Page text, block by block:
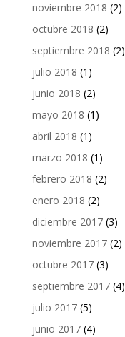
noviembre 2018 (2)
octubre 2018 (2)
septiembre 2018 (2)
julio 2018 (1)
junio 2018 (2)
mayo 2018 (1)
abril 2018 (1)
marzo 2018 (1)
febrero 2018 (2)
enero 2018 (2)
diciembre 2017(3)
noviembre 2017(2)
octubre 2017(3)
septiembre 2017(4)
julio 2017(5)
junio 2017(4)